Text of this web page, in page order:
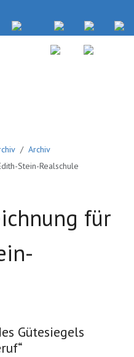
Archiv
Stein-Realschule
für
Gütesiegels